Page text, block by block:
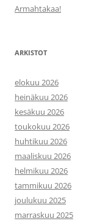
Armahtakaa!
ARKISTOT
elokuu 2026
heinäkuu 2026
kesäkuu 2026
toukokuu 2026
huhtikuu 2026
maaliskuu 2026
helmikuu 2026
tammikuu 2026
joulukuu 2025
marraskuu 2025